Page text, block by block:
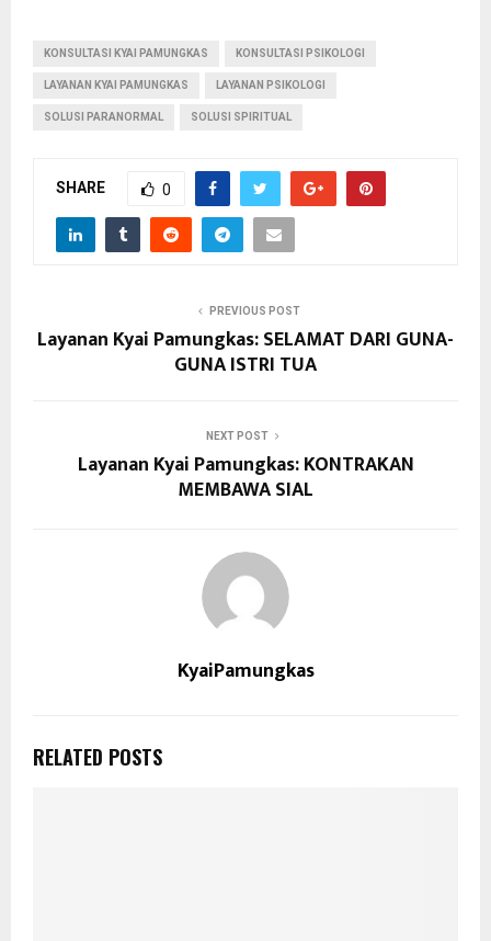
KONSULTASI KYAI PAMUNGKAS KONSULTASI PSIKOLOGI
LAYANAN KYAI PAMUNGKAS LAYANAN PSIKOLOGI
SOLUSI PARANORMAL SOLUSI SPIRITUAL
SHARE 0
PREVIOUS POST
Layanan Kyai Pamungkas: SELAMAT DARI GUNA-
GUNA ISTRI TUA
NEXT POST
Layanan Kyai Pamungkas: KONTRAKAN
MEMBAWA SIAL
KyaiPamungkas
RELATED POSTS